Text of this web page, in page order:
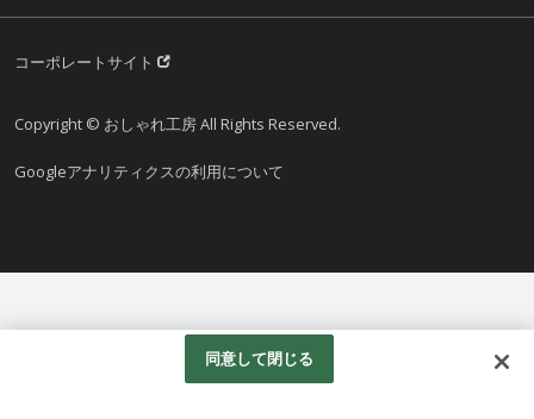
コーポレートサイト
Copyright © おしゃれ工房 All Rights Reserved.
Googleアナリティクスの利用について
同意して閉じる